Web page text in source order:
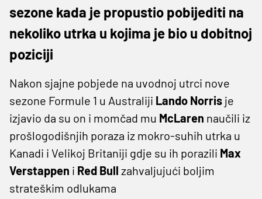
sezone kada je propustio pobijediti na
nekoliko utrka u kojima je bio u dobitnoj
poziciji
Nakon sjajne pobjede na uvodnoj utrci nove
sezone Formule 1 u Australiji Lando Norris je
izjavio da su on i momčad mu McLaren naučili iz
prošlogodišnjih poraza iz mokro-suhih utrka u
Kanadi i Velikoj Britaniji gdje su ih porazili Max
Verstappen i Red Bull zahvaljujući boljim
strateškim odlukama